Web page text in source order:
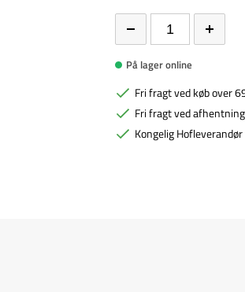
På lager online
Fri fragt ved køb over
Fri fragt ved
Kongelig Hofleverandør